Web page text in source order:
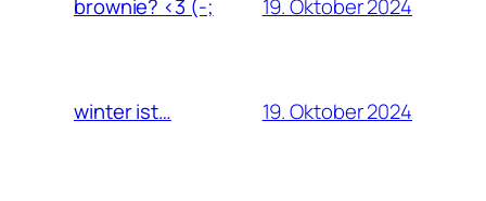
brownie? <3 (-; 19. Oktober 2024
winter ist… 19. Oktober 2024